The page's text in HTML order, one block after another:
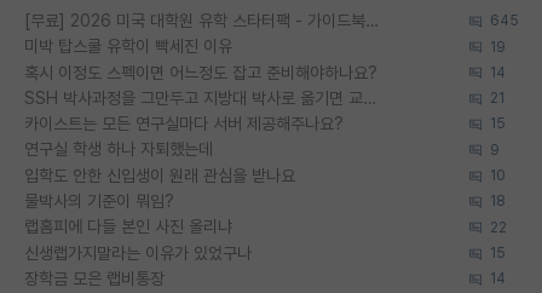
[무료] 2026 미국 대학원 유학 스타터팩 - 가이드북 & 합격자 컨택메일 템플릿 645
미박 탑스쿨 유학이 빡세진 이유 19
혹시 이정도 스펙이면 어느정도 잡고 준비해야하나요? 14
SSH 박사과정을 그만두고 지방대 박사로 옮기면 교수의 꿈은 끝일까요? 21
카이스트는 모든 연구실마다 서버 제공해주나요? 15
연구실 학생 하나 자퇴했는데 9
입학도 안한 신입생이 원래 관심을 받나요 10
물박사의 기준이 뭐임? 18
랩홈피에 다들 본인 사진 올리냐 22
신생랩가지말라는 이유가 있었구나 15
장학금 모은 랩비통장 14